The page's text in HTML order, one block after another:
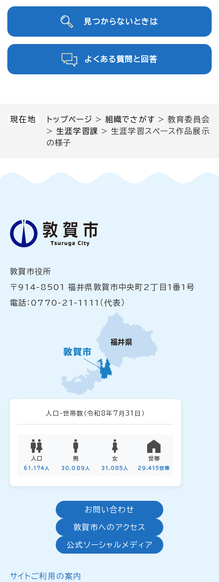
現在地 トップページ > 組織でさがす >教育委員会
> 生涯学習課 > 生涯学習スペース作品展示
の様子
見つからないときは
よくある質問と回答
敦賀市役所
〒914-8501 福井県敦賀市中央町2丁目1番1号
電話：0770-21-1111（代表）
人口・世帯数 （令和8年7月31日）
人口
61,174人
男
30,089人
女
31,085人
世帯
29,415世帯
お問い合わせ
敦賀市へのアクセス
公式ソーシャルメディア
サイトご利用の案内